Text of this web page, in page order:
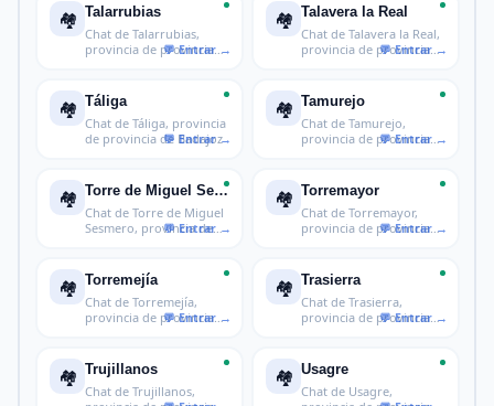
🏘️ Talarrubias
Chat de Talarrubias,
provincia de provincia
🏘️ Talavera la Real
Chat de Talavera la Real,
provincia de provincia
🏘️ Táliga
Chat de Táliga, provincia
de provincia de Badajoz
🏘️ Tamurejo
Chat de Tamurejo,
provincia de provincia
🏘️ Torre de Miguel Sesmero
Chat de Torre de Miguel
Sesmero, provincia de
🏘️ Torremayor
Chat de Torremayor,
provincia de provincia
🏘️ Torremejía
Chat de Torremejía,
provincia de provincia
🏘️ Trasierra
Chat de Trasierra,
provincia de provincia
🏘️ Trujillanos
Chat de Trujillanos,
🏘️ Usagre
Chat de Usagre,